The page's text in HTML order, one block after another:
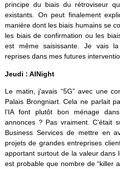
principe du biais du rétroviseur
existants. On peut finalement
manière dont les biais humains se
les biais de confirmation ou les
est même saisissante. Je vais
reprises dans mes futures
Jeudi : AINight
Le matin, j’avais “5G” avec une
Palais Brongniart. Cela ne parlait
l’IA font plutôt bon ménage
annonces ? Pas vraiment. C’était
Business Services de mettre en
projets de grandes entreprises
apportant surtout de la valeur dans
est probable que nombre de “killer